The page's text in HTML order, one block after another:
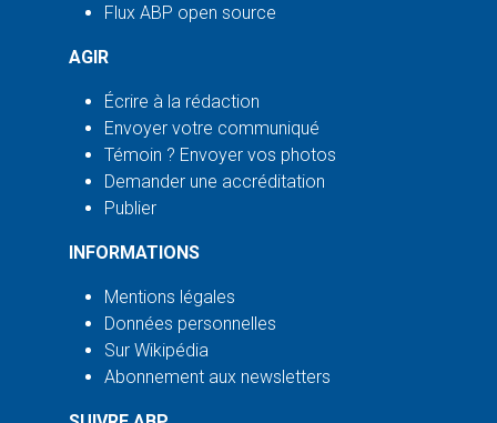
Flux ABP open source
AGIR
Écrire à la rédaction
Envoyer votre communiqué
Témoin ? Envoyer vos photos
Demander une accréditation
Publier
INFORMATIONS
Mentions légales
Données personnelles
Sur Wikipédia
Abonnement aux newsletters